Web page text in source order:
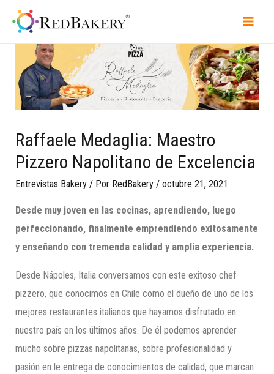
Raffaele Medaglia: Maestro
Pizzero Napolitano de Excelencia
Entrevistas Bakery / Por RedBakery /octubre 21, 2021
Desde muy joven en las cocinas, aprendiendo, luego
perfeccionando, finalmente emprendiendo exitosamente
y enseñando con tremenda calidad y amplia experiencia.
Desde Nápoles, Italia conversamos con este exitoso chef
pizzero, que conocimos en Chile como el dueño de uno de los
mejores restaurantes italianos que hayamos disfrutado en
nuestro país en los últimos años. De él podemos aprender
mucho sobre pizzas napolitanas, sobre profesionalidad y
pasión en le entrega de conocimientos de calidad, que marcan